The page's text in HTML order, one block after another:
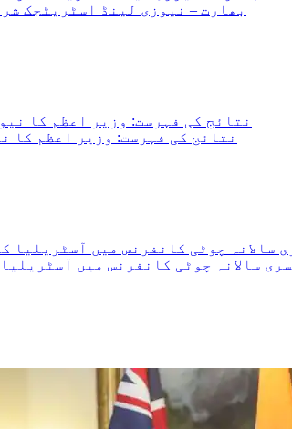
بھارت – نیوزی لینڈ اسٹریٹجک شراکت داری:
نتائج کی فہرست: وزیر اعظم کا
سالانہ چوٹی کانفرنس میں